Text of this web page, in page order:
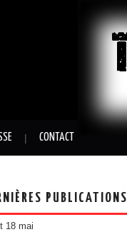
CONTACT
PUBLICATIONS
18 mai